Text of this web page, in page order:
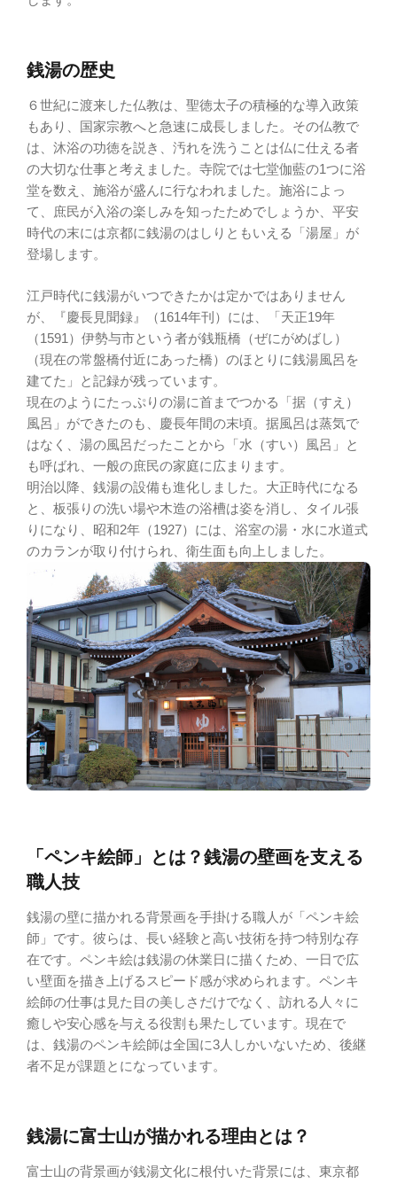
銭湯の歴史
６世紀に渡来した仏教は、聖徳太子の積極的な導入政策
もあり、国家宗教へと急速に成長しました。その仏教で
は、沐浴の功徳を説き、汚れを洗うことは仏に仕える者
の大切な仕事と考えました。寺院では七堂伽藍の1つに浴
堂を数え、施浴が盛んに行なわれました。施浴によっ
て、庶民が入浴の楽しみを知ったためでしょうか、平安
時代の末には京都に銭湯のはしりともいえる「湯屋」が
登場します。
江戸時代に銭湯がいつできたかは定かではありません
が、『慶長見聞録』（1614年刊）には、「天正19年
（1591）伊勢与市という者が銭瓶橋（ぜにがめばし）
（現在の常盤橋付近にあった橋）のほとりに銭湯風呂を
建てた」と記録が残っています。
現在のようにたっぷりの湯に首までつかる「据（すえ）
風呂」ができたのも、慶長年間の末頃。据風呂は蒸気で
はなく、湯の風呂だったことから「水（すい）風呂」と
も呼ばれ、一般の庶民の家庭に広まります。
明治以降、銭湯の設備も進化しました。大正時代になる
と、板張りの洗い場や木造の浴槽は姿を消し、タイル張
りになり、昭和2年（1927）には、浴室の湯・水に水道式
のカランが取り付けられ、衛生面も向上しました。
「ペンキ絵師」とは？銭湯の壁画を支える
職人技
銭湯の壁に描かれる背景画を手掛ける職人が「ペンキ絵
師」です。彼らは、長い経験と高い技術を持つ特別な存
在です。ペンキ絵は銭湯の休業日に描くため、一日で広
い壁面を描き上げるスピード感が求められます。ペンキ
絵師の仕事は見た目の美しさだけでなく、訪れる人々に
癒しや安心感を与える役割も果たしています。現在で
は、銭湯のペンキ絵師は全国に3人しかいないため、後継
者不足が課題とになっています。
銭湯に富士山が描かれる理由とは？
富士山の背景画が銭湯文化に根付いた背景には、東京都